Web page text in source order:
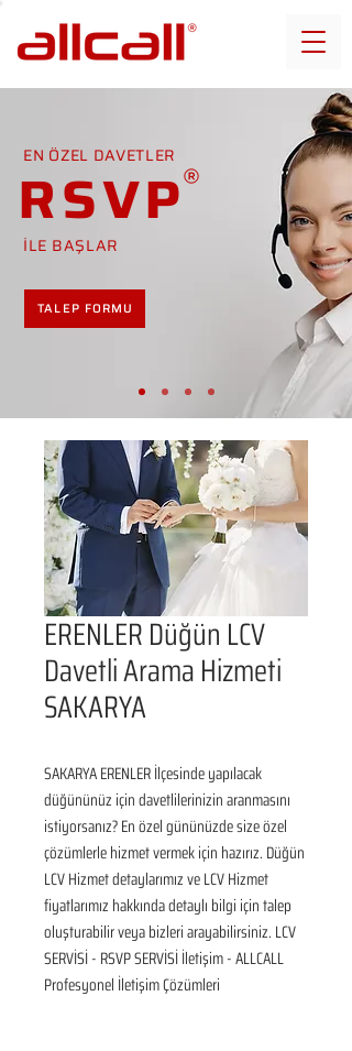
EN ÖZEL DAVETLER
RSVP
İLE BAŞLAR
TALEP FORMU
ERENLER Düğün LCV
Davetli Arama Hizmeti
SAKARYA
SAKARYA ERENLER İlçesinde yapılacak
düğününüz için davetlilerinizin aranmasını
istiyorsanız? En özel gününüzde size özel
çözümlerle hizmet vermek için hazırız. Düğün
LCV Hizmet detaylarımız ve LCV Hizmet
fiyatlarımız hakkında detaylı bilgi için talep
oluşturabilir veya bizleri arayabilirsiniz. LCV
SERVİSİ - RSVP SERVİSİ İletişim - ALLCALL
Profesyonel İletişim Çözümleri